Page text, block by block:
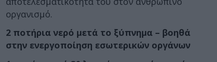
οργανισμό.
2 ποτήρια νερό μετά το ξύπνημα – βοηθά
στην ενεργοποίηση εσωτερικών οργάνων